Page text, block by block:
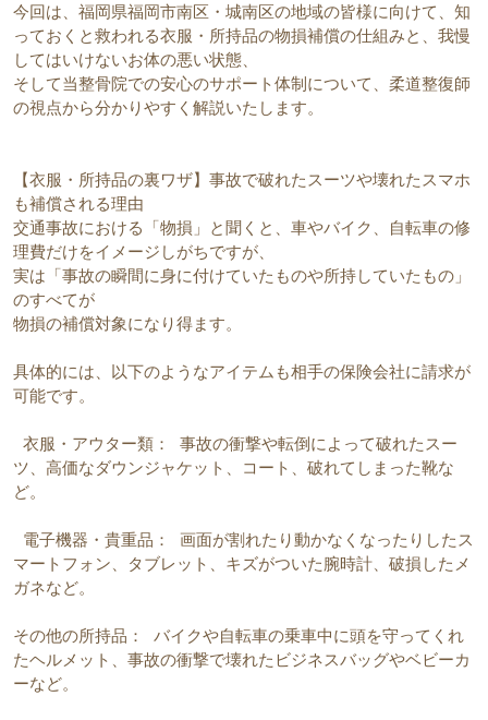
今回は、福岡県福岡市南区・城南区の地域の皆様に向けて、知
っておくと救われる衣服・所持品の物損補償の仕組みと、我慢
してはいけないお体の悪い状態、
そして当整骨院での安心のサポート体制について、柔道整復師
の視点から分かりやすく解説いたします。
【衣服・所持品の裏ワザ】事故で破れたスーツや壊れたスマホ
も補償される理由
交通事故における「物損」と聞くと、車やバイク、自転車の修
理費だけをイメージしがちですが、
実は「事故の瞬間に身に付けていたものや所持していたもの」
のすべてが
物損の補償対象になり得ます。
具体的には、以下のようなアイテムも相手の保険会社に請求が
可能です。
ツ、高価なダウンジャケット、コート、破れてしまった靴な
ど。
マートフォン、タブレット、キズがついた腕時計、破損したメ
ガネなど。
その他の所持品： バイクや自転車の乗車中に頭を守ってくれ
たヘルメット、事故の衝撃で壊れたビジネスバッグやベビーカ
ーなど。